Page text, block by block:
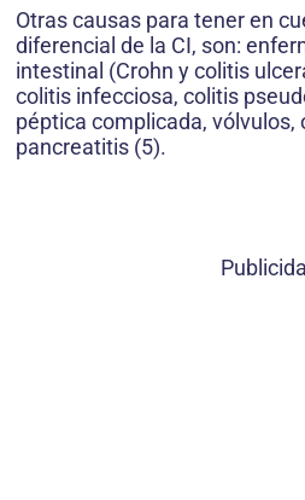
Otras causas para tener en
diferencial de la CI, son:
intestinal (Crohn y colitis
colitis infecciosa, colitis
péptica complicada,
pancreatitis (5).